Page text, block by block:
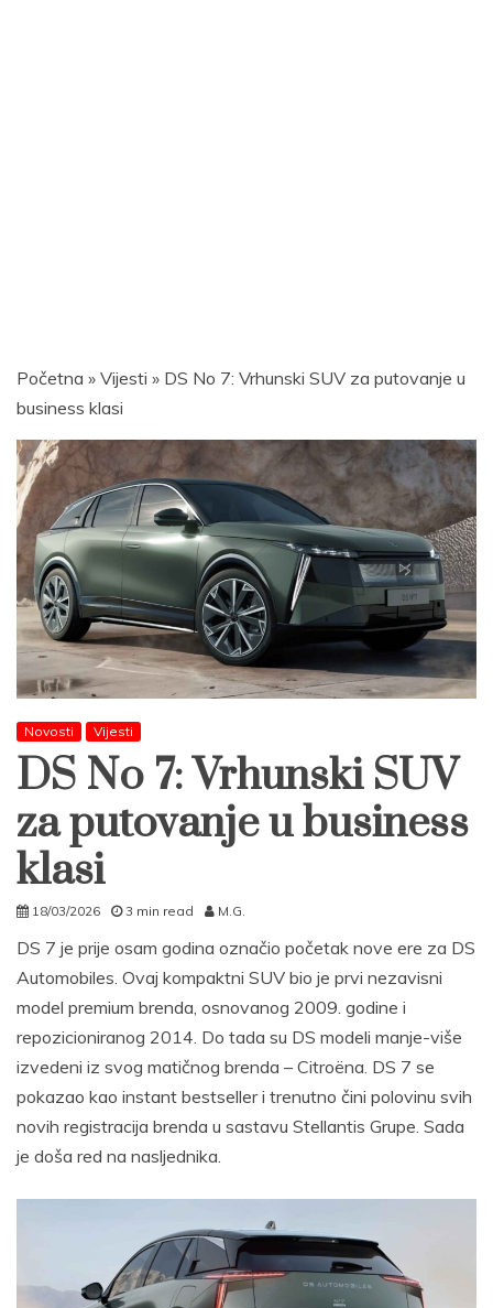
Početna » Vijesti » DS No 7: Vrhunski SUV za putovanje u
business klasi
Novosti Vijesti
DS No 7: Vrhunski SUV
za putovanje u business
klasi
18/03/2026 3 min read M.G.
DS 7 je prije osam godina označio početak nove ere za DS
Automobiles. Ovaj kompaktni SUV bio je prvi nezavisni
model premium brenda, osnovanog 2009. godine i
repozicioniranog 2014. Do tada su DS modeli manje-više
izvedeni iz svog matičnog brenda – Citroëna. DS 7 se
pokazao kao instant bestseller i trenutno čini polovinu svih
novih registracija brenda u sastavu Stellantis Grupe. Sada
je doša red na nasljednika.